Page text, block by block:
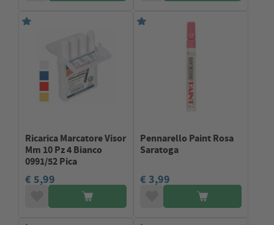
Ricarica Marcatore Visor
Mm 10 Pz 4 Bianco
0991/52 Pica
€ 5,99
Pennarello Paint Rosa
Saratoga
€ 3,99